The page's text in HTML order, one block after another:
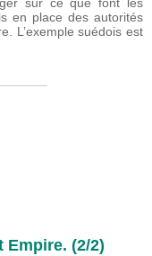
en place des autorités
L’exemple suédois est
Empire. (2/2)